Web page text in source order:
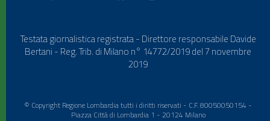
Testata giornalistica registrata - Direttore responsabile Davide
Bertani - Reg. Trib. di Milano n° 14772/2019 del 7 novembre
2019
© Copyright Regione Lombardia tutti i diritti riservati - C.F. 80050050154 -
Piazza Città di Lombardia 1 - 20124 Milano